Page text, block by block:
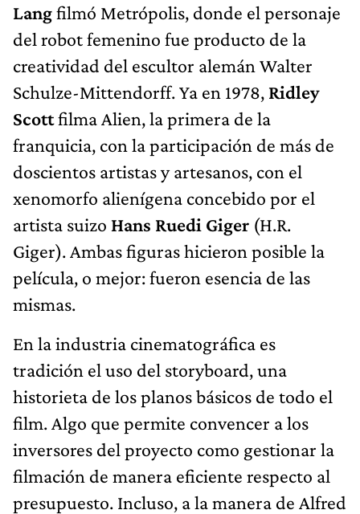
Langfilmó Metrópolis, donde el personaje
del robot femenino fue producto de la
creatividad del escultor alemán Walter
Schulze-Mittendorff. Ya en 1978, Ridley
Scottfilma Alien, la primera de la
franquicia, con la participación de más de
doscientos artistas y artesanos, con el
xenomorfo alienígena concebido por el
artista suizo Hans Ruedi Giger (H.R.
Giger). Ambas figuras hicieron posible la
película, o mejor: fueron esencia de las
mismas.
En la industria cinematográfica es
tradición el uso del storyboard, una
historieta de los planos básicos de todo el
film. Algo que permite convencer a los
inversores del proyecto como gestionar la
filmación de manera eficiente respecto al
presupuesto. Incluso, a la manera de Alfred